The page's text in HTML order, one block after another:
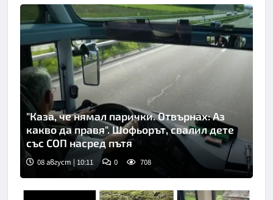
"Каза, че нямал парички. Отвърнах: Аз
какво да правя". Шофьорът, свалил дете
със СОП насред пътя
08 август | 10:11 0 708